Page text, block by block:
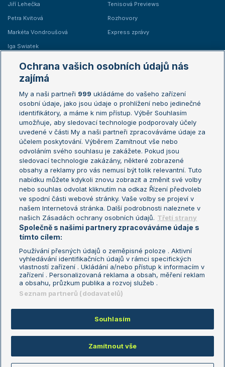
Jiří Lehečka
Petra Kvitová
Markéta Vondroušová
Iga Swiatek
Tenisová Previews
Rozhovory
Express zprávy
Žebříčky
Žebříček ATP (muži)
Žebříček WTA (ženy)
Sázkařský žebříček
Australian Open
French Open
Wimbledon
US Open
Turnaj mistrů
Turnaj mistryň
Aktualní trendy
Fotbalové přestupy
Livesport Daily
LS Prague Open
Podmínky užití
Nastavení soukromí
GDPR a žurnalistika
Reklama
Kontakt
Informace o zpracování osobních
údajů
Copyright © 2008-2026 TenisPortal.cz. Využíváme zpravodajství ČTK.
Ochrana vašich osobních údajů nás
zajímá
My a naši partneři 999 ukládáme do vašeho zařízení
osobní údaje, jako jsou údaje o prohlížení nebo jedinečné
identifikátory, a máme k nim přístup. Výběr Souhlasím
umožňuje, aby sledovací technologie podporovaly účely
uvedené v části My a naši partneři zpracováváme údaje za
účelem poskytování. Výběrem Zamítnout vše nebo
odvoláním svého souhlasu je zakážete. Pokud jsou
sledovací technologie zakázány, některé zobrazené
obsahy a reklamy pro vás nemusí být tolik relevantní. Tuto
nabídku můžete kdykoli znovu zobrazit a změnit své volby
nebo souhlas odvolat kliknutím na odkaz Řízení předvoleb
ve spodní části webové stránky. Vaše volby se projeví v
našem Internetová stránka. Další podrobnosti naleznete v
našich Zásadách ochrany osobních údajů. Třetí strany
Společně s našimi partnery zpracováváme údaje s
tímto cílem:
Používání přesných údajů o zeměpisné poloze . Aktivní
vyhledávání identifikačních údajů v rámci specifických
vlastností zařízení . Ukládání a/nebo přístup k informacím v
zařízení . Personalizovaná reklama a obsah, měření reklam
a obsahu, průzkum publika a rozvoj služeb .
Seznam partnerů (dodavatelů)
Souhlasím
Zamítnout vše